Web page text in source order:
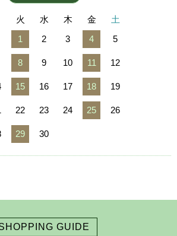
火 水 木 金
土
1
2 3 4 5
8 9 10 11 12
15 16 17 18 19
22 23 24 25 26
29 30
GUIDE